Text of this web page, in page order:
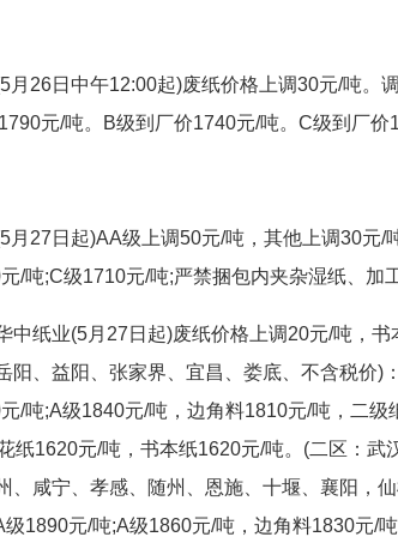
日中午12:00起)废纸价格上调30元/吨。
元/吨。B级到厂价1740元/吨。C级到厂价
日起)AA级上调50元/吨，其他上调30元/
/吨;C级1710元/吨;严禁捆包内夹杂湿纸、加
纸业(5月27日起)废纸价格上调20元/吨，书
阳、益阳、张家界、宜昌、娄底、不含税价)
/吨;A级1840元/吨，边角料1810元/吨，二
纸1620元/吨，书本纸1620元/吨。(二区：武
、咸宁、孝感、随州、恩施、十堰、襄阳，
1890元/吨;A级1860元/吨，边角料1830元/